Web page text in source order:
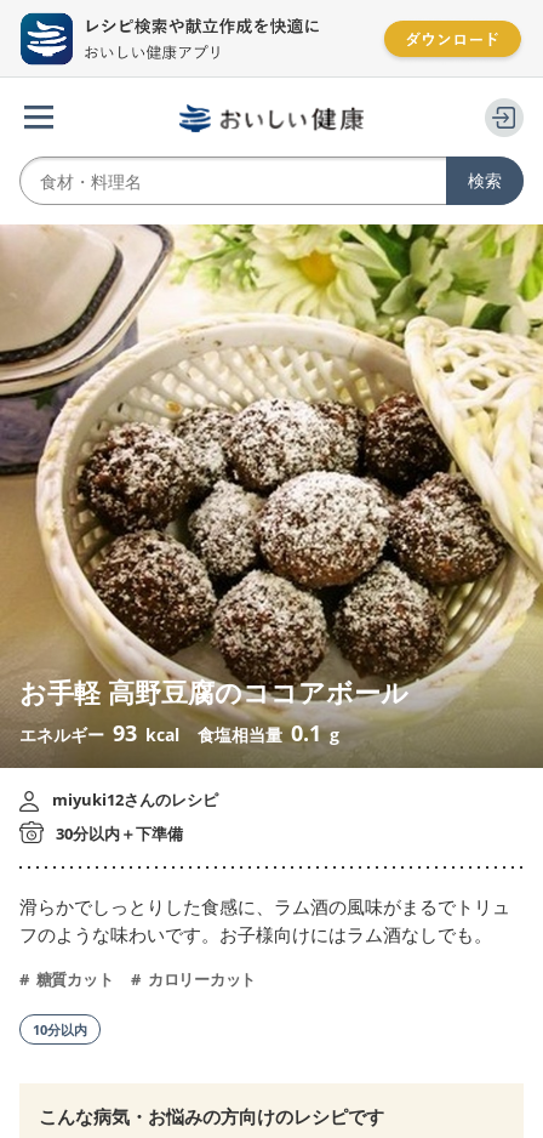
お手軽 高野豆腐のココアボール
エネルギー 93 kcal 食塩相当量 0.1 g
miyuki12さんのレシピ
30分以内＋下準備
滑らかでしっとりした食感に、ラム酒の風味がまるでトリュ
フのような味わいです。お子様向けにはラム酒なしでも。
糖質カット カロリーカット
10分以内
こんな病気・お悩みの方向けのレシピです